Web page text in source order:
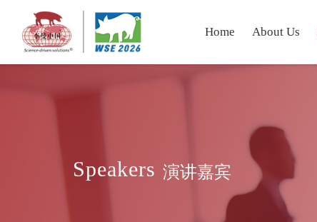
Home About Us
Speakers 演讲嘉宾